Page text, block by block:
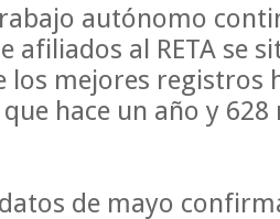
autónomo
afiliados al RETA se
los mejores registros
hace un año y
de mayo